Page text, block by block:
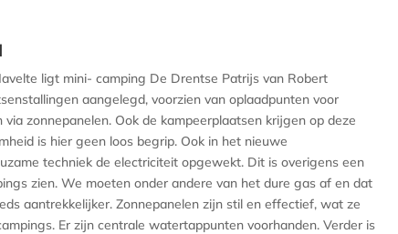
ligt mini- camping De Drentse Patrijs van Robert
aangelegd, voorzien van oplaadpunten voor
zonnepanelen. Ook de kampeerplaatsen krijgen op deze
is hier geen loos begrip. Ook in het nieuwe
techniek de electriciteit opgewekt. Dit is overigens een
zien. We moeten onder andere van het dure gas af en dat
aantrekkelijker. Zonnepanelen zijn stil en effectief, wat ze
Er zijn centrale watertappunten voorhanden. Verder is